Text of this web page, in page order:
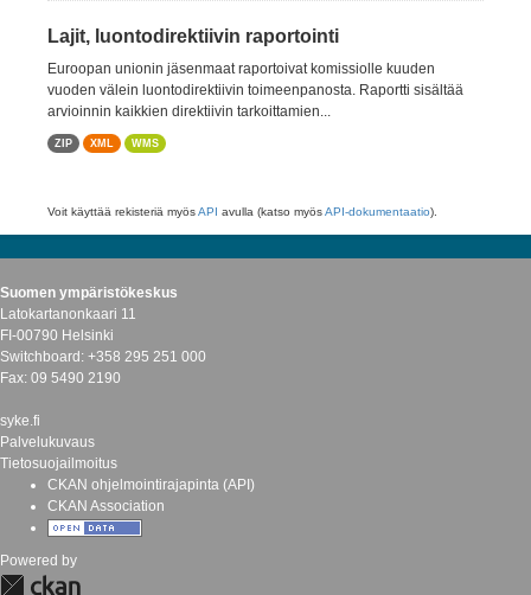
Lajit, luontodirektiivin raportointi
Euroopan unionin jäsenmaat raportoivat komissiolle kuuden
vuoden välein luontodirektiivin toimeenpanosta. Raportti sisältää
arvioinnin kaikkien direktiivin tarkoittamien...
ZIP XML WMS
Voit käyttää rekisteriä myösAPI avulla (katso myösAPI-dokumentaatio).
Suomen ympäristökeskus
Latokartanonkaari 11
FI-00790 Helsinki
Switchboard: +358 295 251 000
Fax: 09 5490 2190
syke.fi
Palvelukuvaus
Tietosuojailmoitus
CKAN ohjelmointirajapinta (API)
CKAN Association
Powered by